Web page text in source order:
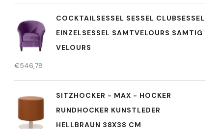
COCKTAILSESSEL SESSEL CLUBSESSEL
EINZELSESSEL SAMTVELOURS SAMTIG
VELOURS
€546,78
SITZHOCKER - MAX - HOCKER
RUNDHOCKER KUNSTLEDER
HELLBRAUN 38X38 CM